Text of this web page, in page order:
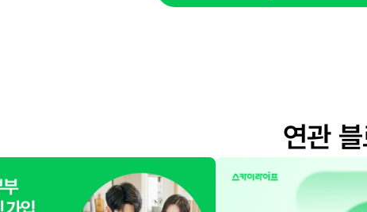
연관